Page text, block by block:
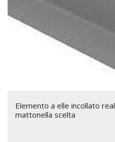
Elemento a elle incollato
mattonella scelta